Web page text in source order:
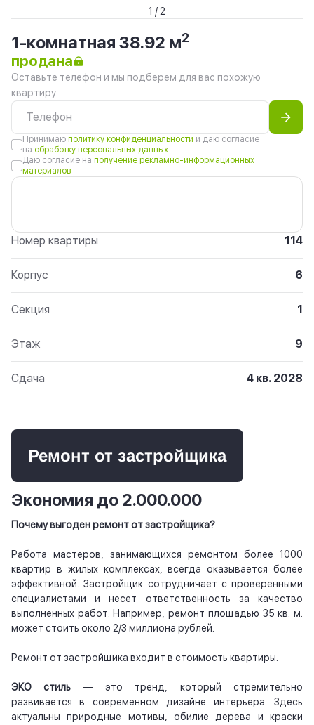
1 / 2
1-комнатная 38.92 м2
продана
Оставьте телефон и мы подберем для вас похожую
квартиру
Принимаю политику конфиденциальности и даю согласие
на обработку персональных данных
Даю согласие на получение рекламно-информационных
материалов
Номер квартиры 114
Корпус 6
Секция 1
Этаж 9
Сдача 4 кв. 2028
Ремонт от застройщика
Экономия до 2.000.000
Почему выгоден ремонт от застройщика?
Работа мастеров, занимающихся ремонтом более 1000
квартир в жилых комплексах, всегда оказывается более
эффективной. Застройщик сотрудничает с проверенными
специалистами и несет ответственность за качество
выполненных работ. Например, ремонт площадью 35 кв. м.
может стоить около 2/3 миллиона рублей.
Ремонт от застройщика входит в стоимость квартиры.
ЭКО стиль — это тренд, который стремительно
развивается в современном дизайне интерьера. Здесь
актуальны природные мотивы, обилие дерева и краски